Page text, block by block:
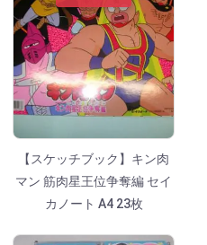
【スケッチブック】キン肉
マン 筋肉星王位争奪編 セイ
カノート A4 23枚